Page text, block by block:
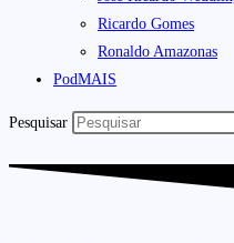
Ricardo Gomes
Ronaldo Amazonas
PodMAIS
Pesquisar